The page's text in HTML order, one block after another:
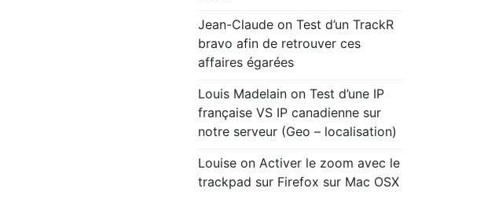
Jean-Claudeon Test d’un TrackR
bravo afin de retrouver ces
affaires égarées
Louis Madelainon Test d’une IP
française VS IP canadienne sur
notre serveur (Geo – localisation)
Louiseon Activer le zoom avec le
trackpad sur Firefox sur Mac OSX